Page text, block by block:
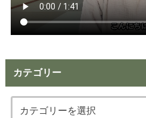
カテゴリー